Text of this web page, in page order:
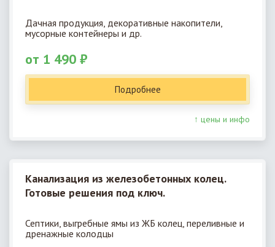
Дачная продукция, декоративные накопители,
мусорные контейнеры и др.
от 1 490 ₽
Подробнее
↑ цены и инфо
Канализация из железобетонных колец.
Готовые решения под ключ.
Септики, выгребные ямы из ЖБ колец, переливные и
дренажные колодцы